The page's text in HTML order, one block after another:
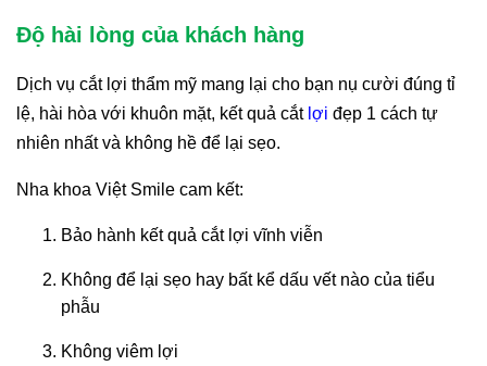
Độ hài lòng của khách hàng
Dịch vụ cắt lợi thẩm mỹ mang lại cho bạn nụ cười đúng tỉ
lệ, hài hòa với khuôn mặt, kết quả cắt lợi đẹp 1 cách tự
nhiên nhất và không hề để lại sẹo.
Nha khoa Việt Smile cam kết:
Bảo hành kết quả cắt lợi vĩnh viễn
Không để lại sẹo hay bất kể dấu vết nào của tiểu
phẫu
Không viêm lợi